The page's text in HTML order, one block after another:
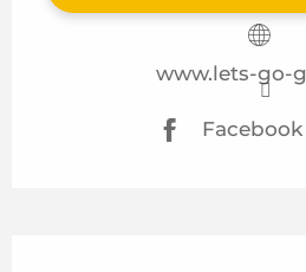
www.lets-go-